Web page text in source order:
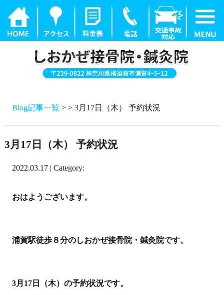
Blog記事一覧 > > 3月17日（木） 予約状況
3月17日（木） 予約状況
2022.03.17 | Category:
おはようございます。
浦賀駅徒歩８分のしおかぜ接骨院・鍼灸院です。
3月17日（木）の予約状況です。